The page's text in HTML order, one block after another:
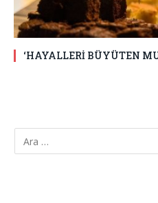
‘HAYALLERİ BÜYÜTEN